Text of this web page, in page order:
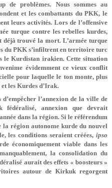
de problèmes. Nous sommes au
et les combattants du PKK, le
leurs activités. Lors de l’offensive
turque contre les rebelles kurdes,
déjà trouvé la mort. L’armée turque
du PKK s’infiltrent en territoire turc
le Kurdistan irakien. Cette situation
évidemment ce vieux conflit
pour laquelle le ton monte, plus
les Kurdes d’Irak.
l’annexion de la ville de
annexion que devrait
dans la région. Si le référendum
la région autonome kurde du nouvel
les conditions seraient créées,ipso
économiquement viable dans les
la consolidation du
aurait des effets « boosteurs »
autour de Kirkuk regorgent